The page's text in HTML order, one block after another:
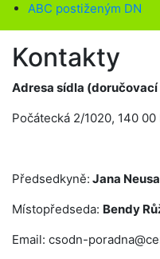
ABC postiženým DN
Kontakty
Adresa sídla (doručovací
Počátecká 2/1020, 140
Předsedkyně: Jana
Místopředseda: Bendy
Email: csodn-